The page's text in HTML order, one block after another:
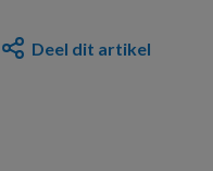
Deel dit artikel